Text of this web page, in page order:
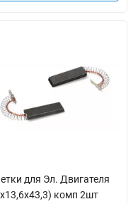
для Эл. Двигателя
комп 2шт